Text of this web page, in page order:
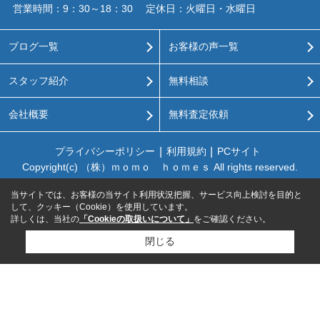
営業時間：9：30～18：30
定休日：火曜日・水曜日
ブログ一覧
スタッフ紹介
会社概要
お客様の声一覧
無料相談
無料査定依頼
プライバシーポリシー 利用規約
PCサイト
Copyright(c) （株）ｍｏｍｏ ｈｏｍｅｓ All rights reserved.
当サイトでは、お客様の当サイト利用状況把握、サービス向上検討を目的と
して、クッキー（Cookie）を使用しています。
詳しくは、当社の 「Cookieの取扱いについて」 をご確認ください。
閉じる